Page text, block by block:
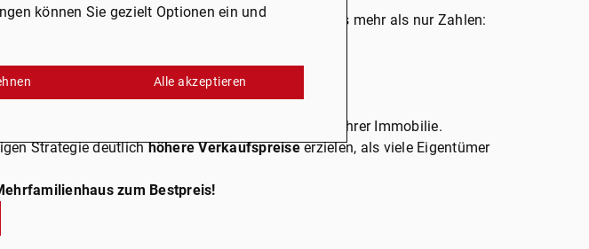
– doch für denoptimalen Verkaufspreis
braucht es mehr als nur Zahlen:
perfekten Positionierung – steigern wir den Wert Ihrer Immobilie.
Strategie deutlichhöhere Verkaufspreiseerzielen, als viele Eigentümer
zum Bestpreis!
können Sie gezielt Optionen ein und
Alle akzeptieren